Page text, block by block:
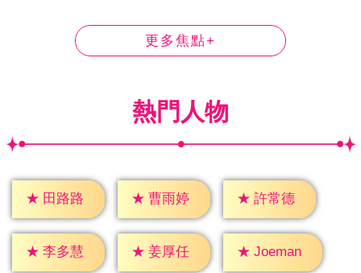
更多焦點+
熱門人物
★ 田路路 ★ 曹雨婷 ★ 許常德
★ 李多慧 ★ 姜厚任 ★ Joeman